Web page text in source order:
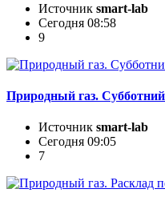
Источник smart-lab
Сегодня 08:58
9
Природный газ.
Источник smart-lab
Сегодня 09:05
7